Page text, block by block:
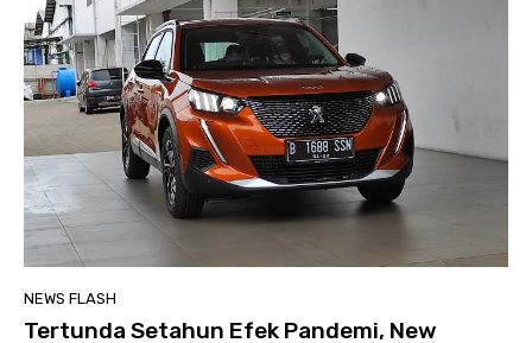
NEWS FLASH
Tertunda Setahun Efek Pandemi, New